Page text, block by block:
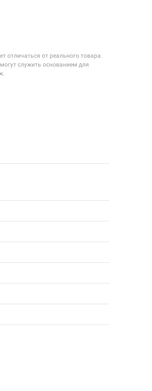
отличаться от реального товара.
служить основанием для